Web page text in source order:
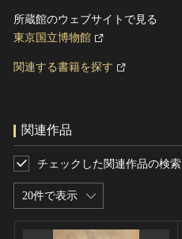
所蔵館のウェブサイトで見る
東京国立博物館
関連する書籍を探す
関連作品
20件で表示
チェックした関連作品の検索